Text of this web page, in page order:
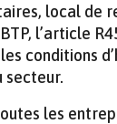
local de
l’article
conditions
secteur.
les